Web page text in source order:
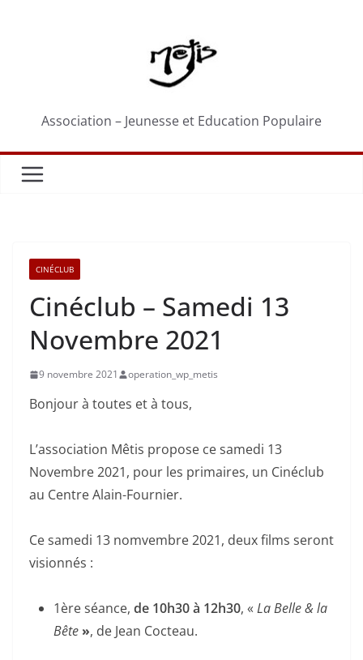
Association – Jeunesse et Education Populaire
CINÉCLUB
Cinéclub – Samedi 13
Novembre 2021
9 novembre 2021 operation_wp_metis
Bonjour à toutes et à tous,
L’association Mêtis propose ce samedi 13
Novembre 2021, pour les primaires, un Cinéclub
au Centre Alain-Fournier.
Ce samedi 13 nomvembre 2021, deux films seront
visionnés :
1ère séance, de 10h30 à 12h30, « La Belle & la
Bête », de Jean Cocteau.